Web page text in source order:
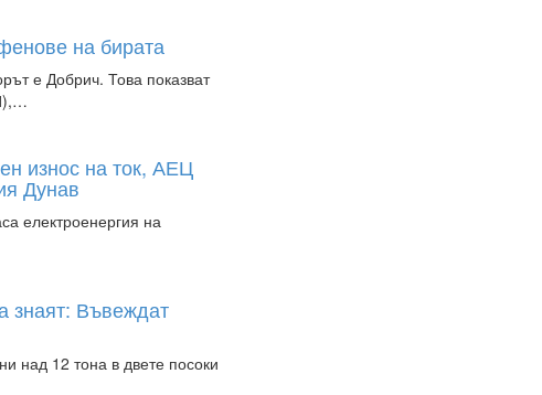
на бирата
е Добрич. Това показват
износ на ток, АЕЦ
Дунав
електроенергия на
знаят: Въвеждат
над 12 тона в двете посоки